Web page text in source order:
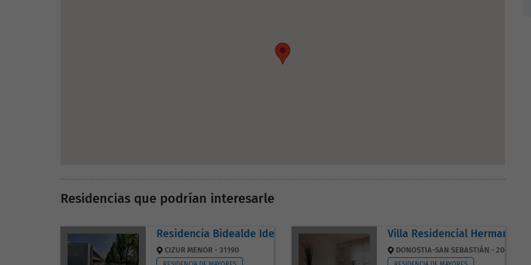
Residencias que podrían interesarle
Residencia Bidealde Idea
CIZUR MENOR - 31190
Villa Residencial Hermano
DONOSTIA-SAN SEBASTIÁN - 20013